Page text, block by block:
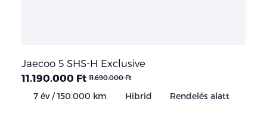
Jaecoo 5 SHS-H Exclusive
11.190.000 Ft 11.690.000 Ft
7 év / 150.000 km Hibrid Rendelés alatt